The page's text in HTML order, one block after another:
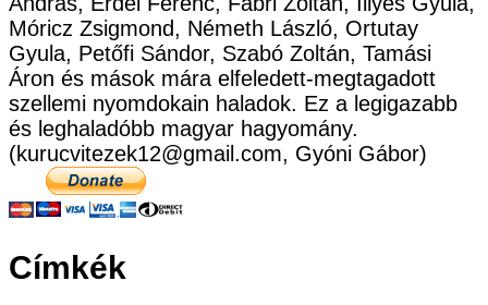
Móricz Zsigmond, Németh László, Ortutay
Gyula, Petőfi Sándor, Szabó Zoltán, Tamási
Áron és mások mára elfeledett-megtagadott
szellemi nyomdokain haladok. Ez a legigazabb
és leghaladóbb magyar hagyomány.
(kurucvitezek12@gmail.com, Gyóni Gábor)
Címkék